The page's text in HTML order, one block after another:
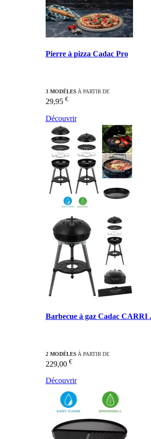
Pierre à pizza Cadac Pro
3 MODÈLESÀ PARTIR DE
29,95 €
Découvrir
Barbecue à gaz Cadac CARRI
2 MODÈLESÀ PARTIR DE
229,00 €
Découvrir